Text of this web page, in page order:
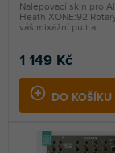
1 149 Kč
DO KOŠÍKU
Nalepovací skin pro
Heath XONE:92
váš mixážní pult a...